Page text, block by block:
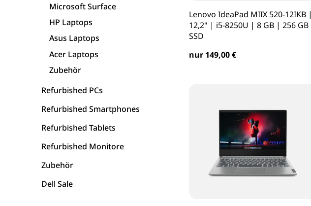
Microsoft Surface
HP Laptops
Asus Laptops
Acer Laptops
Zubehör
Refurbished PCs
Refurbished Smartphones
Refurbished Tablets
Refurbished Monitore
Zubehör
Dell Sale
Lenovo IdeaPad MIIX 520-12IKB |
12,2" | i5-8250U | 8 GB | 256 GB
SSD
nur 149,00 €